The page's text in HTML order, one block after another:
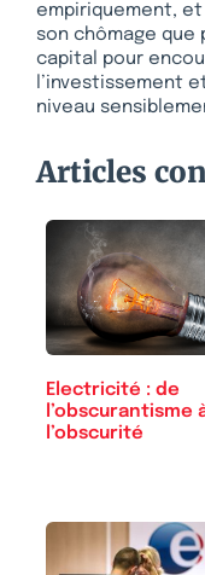
empiriquement,
son chômage que
capital pour
l’investissement
niveau
Articles
Electricité : de
l’obscurantisme
l’obscurité